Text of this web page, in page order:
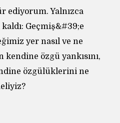
ediyorum. Yalnızca
Geçmiş&#39;e
yer nasıl ve ne
kendine özgü yankısını,
özgülüklerini ne